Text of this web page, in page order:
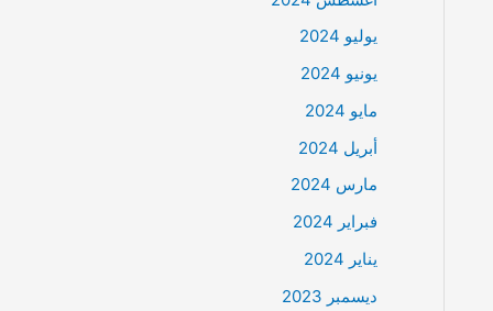
يوليو 2024
يونيو 2024
مايو 2024
أبريل 2024
مارس 2024
فبراير 2024
يناير 2024
ديسمبر 2023